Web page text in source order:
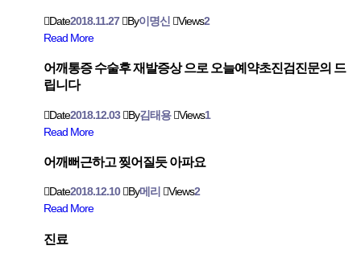
Date2018.11.27 By이명신 Views2
Read More
어깨통증 수술후 재발증상 으로 오늘예약초진검진문의 드
립니다
Date2018.12.03 By김태용 Views1
Read More
어깨뻐근하고 찢어질듯 아파요
Date2018.12.10 By메리 Views2
Read More
진료